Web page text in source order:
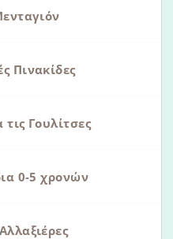
Πινακίδες
Γουλίτσες
0-5 χρονών